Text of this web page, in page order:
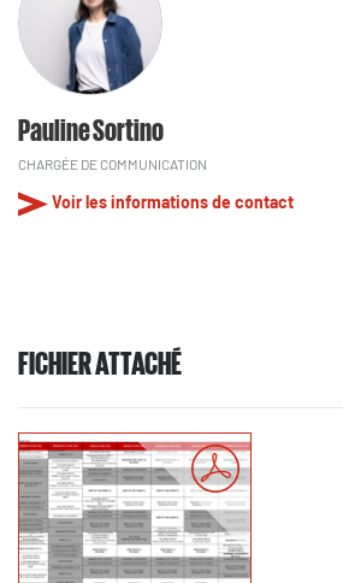
Pauline Sortino
CHARGÉE DE COMMUNICATION
Voir les informations de contact
FICHIER ATTACHÉ